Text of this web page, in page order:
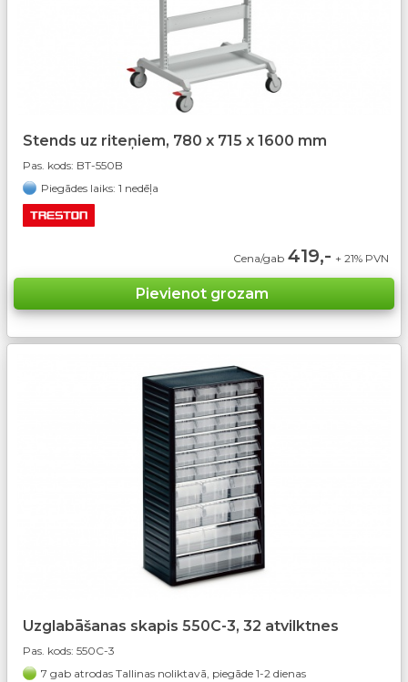
Stends uz riteņiem, 780 x 715 x 1600 mm
Pas. kods: BT-550B
Piegādes laiks: 1 nedēļa
Cena/gab 419,- + 21% PVN
Uzglabāšanas skapis 550C-3, 32 atvilktnes
Pas. kods: 550C-3
7 gab atrodas Tallinas noliktavā, piegāde 1-2 dienas